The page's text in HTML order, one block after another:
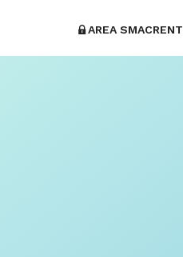
AREA SMACRENT